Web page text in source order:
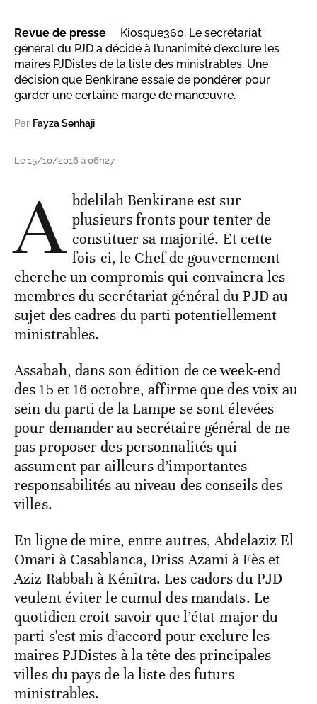
Revue de presse
Kiosque360. Le secrétariat
général du PJD a décidé à l’unanimité d’exclure les
maires PJDistes de la liste des ministrables. Une
décision que Benkirane essaie de pondérer pour
garder une certaine marge de manœuvre.
Par Fayza Senhaji
Le 15/10/2016 à 06h27
A bdelilah Benkirane est sur
plusieurs fronts pour tenter de
constituer sa majorité. Et cette
fois-ci, le Chef de gouvernement
cherche un compromis qui convaincra les
membres du secrétariat général du PJD au
sujet des cadres du parti potentiellement
ministrables.
Assabah, dans son édition de ce week-end
des 15 et 16 octobre, affirme que des voix au
sein du parti de la Lampe se sont élevées
pour demander au secrétaire général de ne
pas proposer des personnalités qui
assument par ailleurs d’importantes
responsabilités au niveau des conseils des
villes.
En ligne de mire, entre autres, Abdelaziz El
Omari à Casablanca, Driss Azami à Fès et
Aziz Rabbah à Kénitra. Les cadors du PJD
veulent éviter le cumul des mandats. Le
quotidien croit savoir que l’état-major du
parti s'est mis d’accord pour exclure les
maires PJDistes à la tête des principales
villes du pays de la liste des futurs
ministrables.